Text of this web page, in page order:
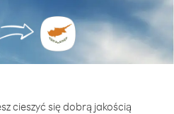
cieszyć się dobrą jakością